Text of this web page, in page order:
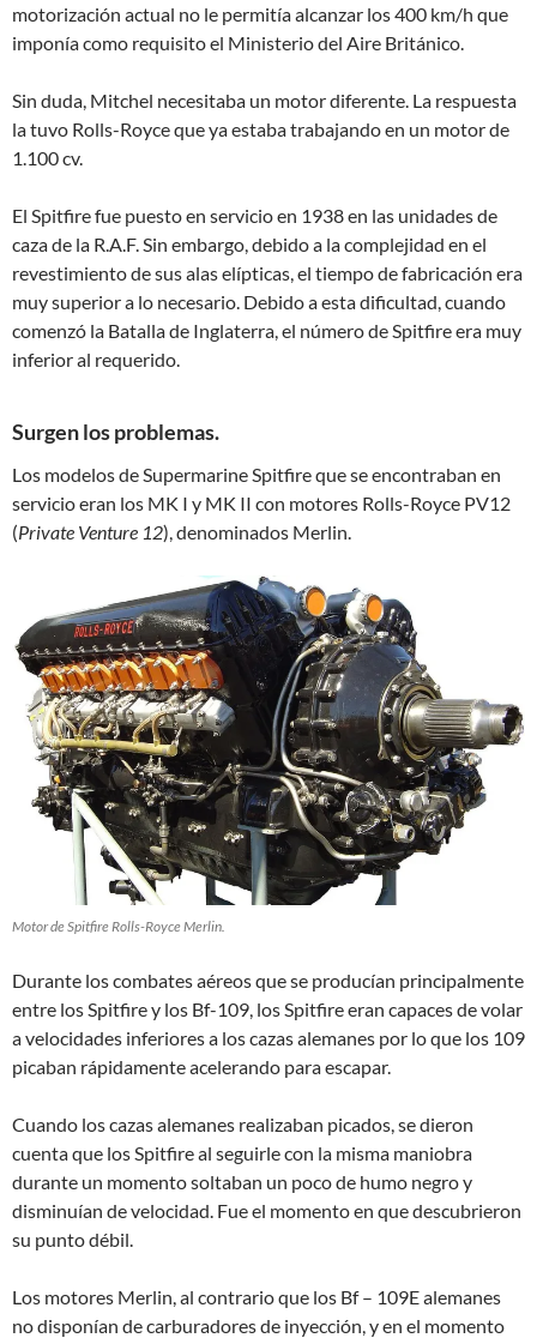
motorización actual no le permitía alcanzar los 400 km/h que
imponía como requisito el Ministerio del Aire Británico.
Sin duda, Mitchel necesitaba un motor diferente. La respuesta
la tuvo Rolls-Royce que ya estaba trabajando en un motor de
1.100 cv.
El Spitfire fue puesto en servicio en 1938 en las unidades de
caza de la R.A.F. Sin embargo, debido a la complejidad en el
revestimiento de sus alas elípticas, el tiempo de fabricación era
muy superior a lo necesario. Debido a esta dificultad, cuando
comenzó la Batalla de Inglaterra, el número de Spitfire era muy
inferior al requerido.
Surgen los problemas.
Los modelos de Supermarine Spitfire que se encontraban en
servicio eran los MK I y MK II con motores Rolls-Royce PV12
(Private Venture 12), denominados Merlin.
Motor de Spitfire Rolls-Royce Merlin.
Durante los combates aéreos que se producían principalmente
entre los Spitfire y los Bf-109, los Spitfire eran capaces de volar
a velocidades inferiores a los cazas alemanes por lo que los 109
picaban rápidamente acelerando para escapar.
Cuando los cazas alemanes realizaban picados, se dieron
cuenta que los Spitfire al seguirle con la misma maniobra
durante un momento soltaban un poco de humo negro y
disminuían de velocidad. Fue el momento en que descubrieron
su punto débil.
Los motores Merlin, al contrario que los Bf – 109E alemanes
no disponían de carburadores de inyección, y en el momento